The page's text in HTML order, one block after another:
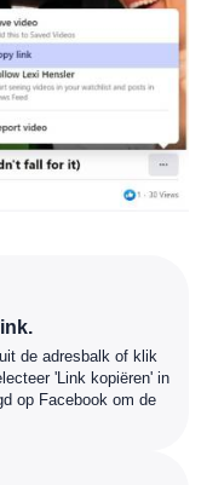
de adresbalk of klik
'Link kopiëren' in
op Facebook om de